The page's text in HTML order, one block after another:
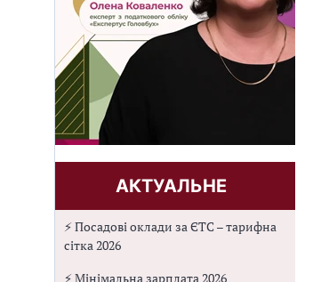
АКТУАЛЬНЕ
⚡ Посадові оклади за ЄТС – тарифна
сітка 2026
⚡ Мінімальна зарплата 2026